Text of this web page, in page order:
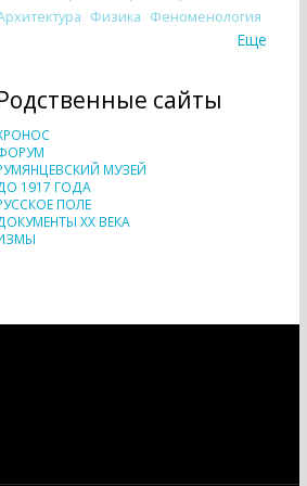
Физика Феноменология
Еще
сайты
МУЗЕЙ
1917 ГОДА
ПОЛЕ
XX ВЕКА